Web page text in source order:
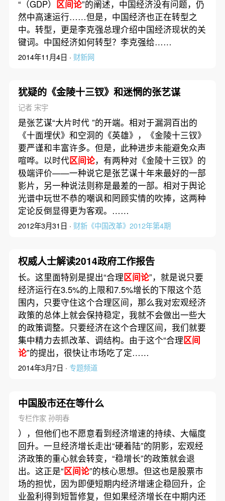
“（GDP） 区间论”的阐述，中国经济没有问题，仍
然中高速运行……但是，中国经济也正在转型之
中。转型，更是李克强总理介绍中国经济现状的关
键词。中国经济如何转型？李克强给……
2014年11月4日 · 财新网
犹疑的《金陵十三钗》和迷惘的张艺谋
记者 宋宇
是张艺谋“大片时代 ”的开端。相对于漏洞百出的
《十面埋伏》和空洞的《英雄》，《金陵十三钗》
要严谨和丰富许多。但是，此种进步未能避免众声
喧哗。以时代区间论，有两种对《金陵十三钗》的
极端评价——一种说它是张艺谋十年来最好的一部
影片，另一种说法则称是最差的一部。相对于舆论
光谱中玩世不恭的嘲讽和罔顾实情的吹捧，这两种
定论反倒显得更为客观。……
2012年3月31日 · 财新《中国改革》2012年第4期
权威人士解读2014政府工作报告
长。这里面特别是提出“合理区间论”，就是说只要
经济运行在3.5%的上限和7.5%增长的下限这个范
围内，只要守住这个合理区间，那么我对宏观经济
政策的总体上就会保持稳定，我就不会做出一些大
的政策调整。只要经济在这个合理区间，我们就要
集中精力去抓改革、调结构。由于这个“合理区间
论”的提出，很快让市场吃了定……
2014年3月7日 · 专题频道
中国股市还在等什么
专栏作家 孙明春
），但他们也不愿意看到经济增速的持续、大幅度
回升。一旦经济增长走出“硬着陆”的阴影，宏观经
济政策的重心就会转变，“稳增长”的政策就会退
出。这正是“区间论”的核心思想。但这也是股票市
场的担忧，因为即便短期内经济增速企稳回升，企
业盈利得到短暂修复，但如果经济增长在中期内还